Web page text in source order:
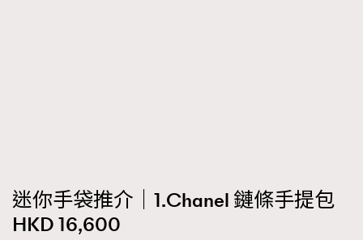
迷你手袋推介｜1.Chanel 鏈條手提包
HKD 16,600